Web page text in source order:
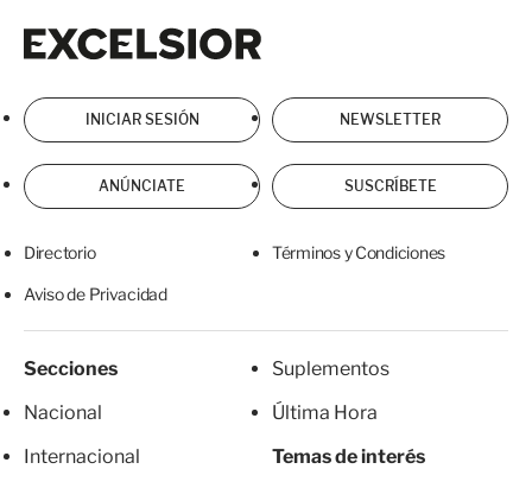
INICIAR SESIÓN NEWSLETTER
ANÚNCIATE SUSCRÍBETE
Directorio Términos y Condiciones
Aviso de Privacidad
Secciones
Nacional
Internacional
Suplementos
Última Hora
Temas de interés